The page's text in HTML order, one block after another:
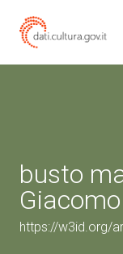
busto
https://w3id.org/